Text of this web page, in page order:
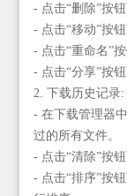
- 点击“删除”按
- 点击“移动”按
- 点击“重命名”
- 点击“分享”按
2. 下载历史记录:
- 在下载管理器
过的所有文件。
- 点击“清除”按
- 点击“排序”按